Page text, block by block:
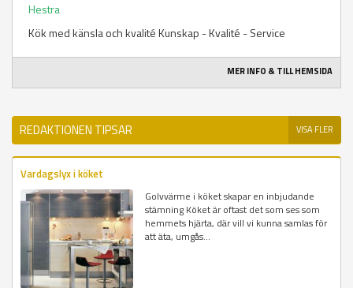
Hestra
Kök med känsla och kvalité Kunskap - Kvalité - Service
MER INFO & TILL HEMSIDA
REDAKTIONEN TIPSAR VISA FLER
Vardagslyx i köket
Golvvärme i köket skapar en inbjudande
stämning Köket är oftast det som ses som
hemmets hjärta, där vill vi kunna samlas för
att äta, umgås...